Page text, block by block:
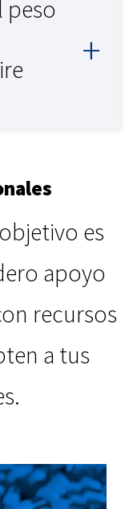
peso
es
apoyo
recursos
a tus